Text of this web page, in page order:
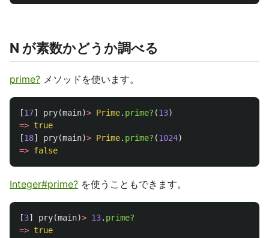
N が素数かどうか調べる
prime? メソッドを使います。
[17] pry(main)> Prime. prime? (13)
=> true
[18] pry(main)> Prime. prime? (1024)
=> false
Integer#prime? を使うこともできます。
[3] pry(main)> 13. prime?
=> true